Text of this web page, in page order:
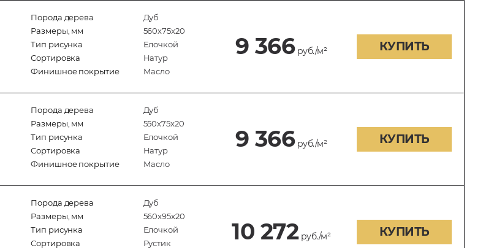
Порода дерева
Дуб
Размеры, мм
560x75x20
Тип рисунка
Елочкой
Сортировка
Натур
Финишное покрытие
Масло
9 366руб./м² КУПИТЬ
Порода дерева
Дуб
Размеры, мм
550x75x20
Тип рисунка
Елочкой
Сортировка
Натур
Финишное покрытие
Масло
9 366руб./м² КУПИТЬ
Порода дерева
Дуб
Размеры, мм
560x95x20
Тип рисунка
Елочкой
Сортировка
Рустик
10 272руб./м² КУПИТЬ